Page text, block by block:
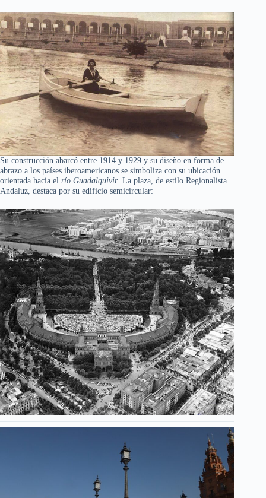
Su construcción abarcó entre 1914 y 1929 y su diseño en forma de
abrazo a los países iberoamericanos se simboliza con su ubicación
orientada hacia el río Guadalquivir. La plaza, de estilo Regionalista
Andaluz, destaca por su edificio semicircular: